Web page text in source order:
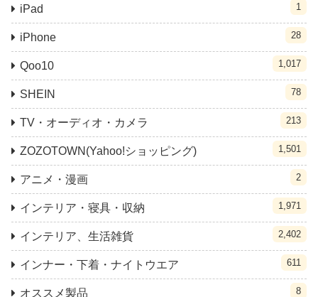
iPad 1
iPhone 28
Qoo10 1,017
SHEIN 78
TV・オーディオ・カメラ 213
ZOZOTOWN(Yahoo!ショッピング) 1,501
アニメ・漫画 2
インテリア・寝具・収納 1,971
インテリア、生活雑貨 2,402
インナー・下着・ナイトウエア 611
オススメ製品 8